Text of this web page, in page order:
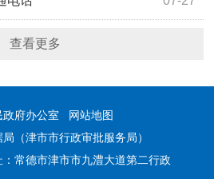
查看更多
政府办公室 网站地图
（津市市行政审批服务局）
常德市津市市九澧大道第二行政